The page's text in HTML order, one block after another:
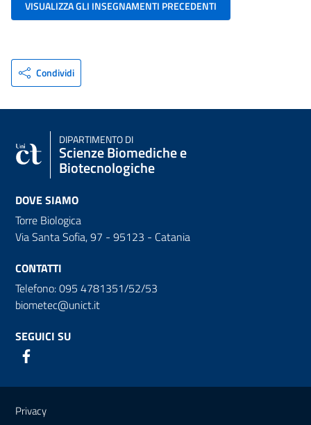
VISUALIZZA GLI INSEGNAMENTI PRECEDENTI
Condividi
DIPARTIMENTO DI
Scienze Biomediche e
Biotecnologiche
DOVE SIAMO
Torre Biologica
Via Santa Sofia, 97 - 95123 - Catania
CONTATTI
Telefono: 095 4781351/52/53
biometec@unict.it
SEGUICI SU
Link e informazioni utili
Privacy